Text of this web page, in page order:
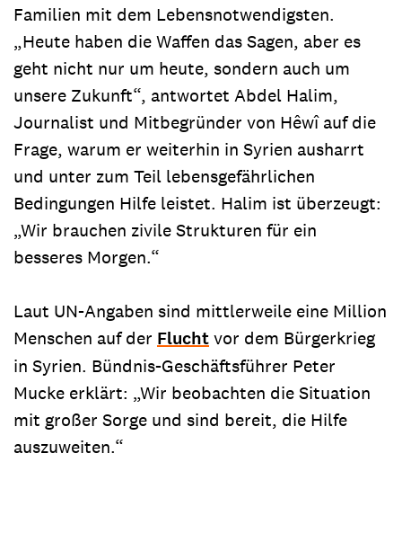
Familien mit dem Lebensnotwendigsten.
„Heute haben die Waffen das Sagen, aber es
geht nicht nur um heute, sondern auch um
unsere Zukunft“, antwortet Abdel Halim,
Journalist und Mitbegründer von Hêwî auf die
Frage, warum er weiterhin in Syrien ausharrt
und unter zum Teil lebensgefährlichen
Bedingungen Hilfe leistet. Halim ist überzeugt:
„Wir brauchen zivile Strukturen für ein
besseres Morgen.“
Laut UN-Angaben sind mittlerweile eine Million
Menschen auf der Fluchtvor dem Bürgerkrieg
in Syrien. Bündnis-Geschäftsführer Peter
Mucke erklärt: „Wir beobachten die Situation
mit großer Sorge und sind bereit, die Hilfe
auszuweiten.“